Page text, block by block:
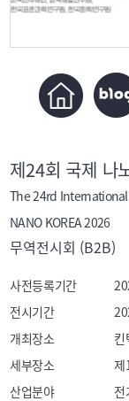
제24회 국제 나
The 24rd
NANO KOREA 2026
무역전시회 (B2B)
사전등록기간
전시기간
개최장소
킨
세부장소
제
산업분야